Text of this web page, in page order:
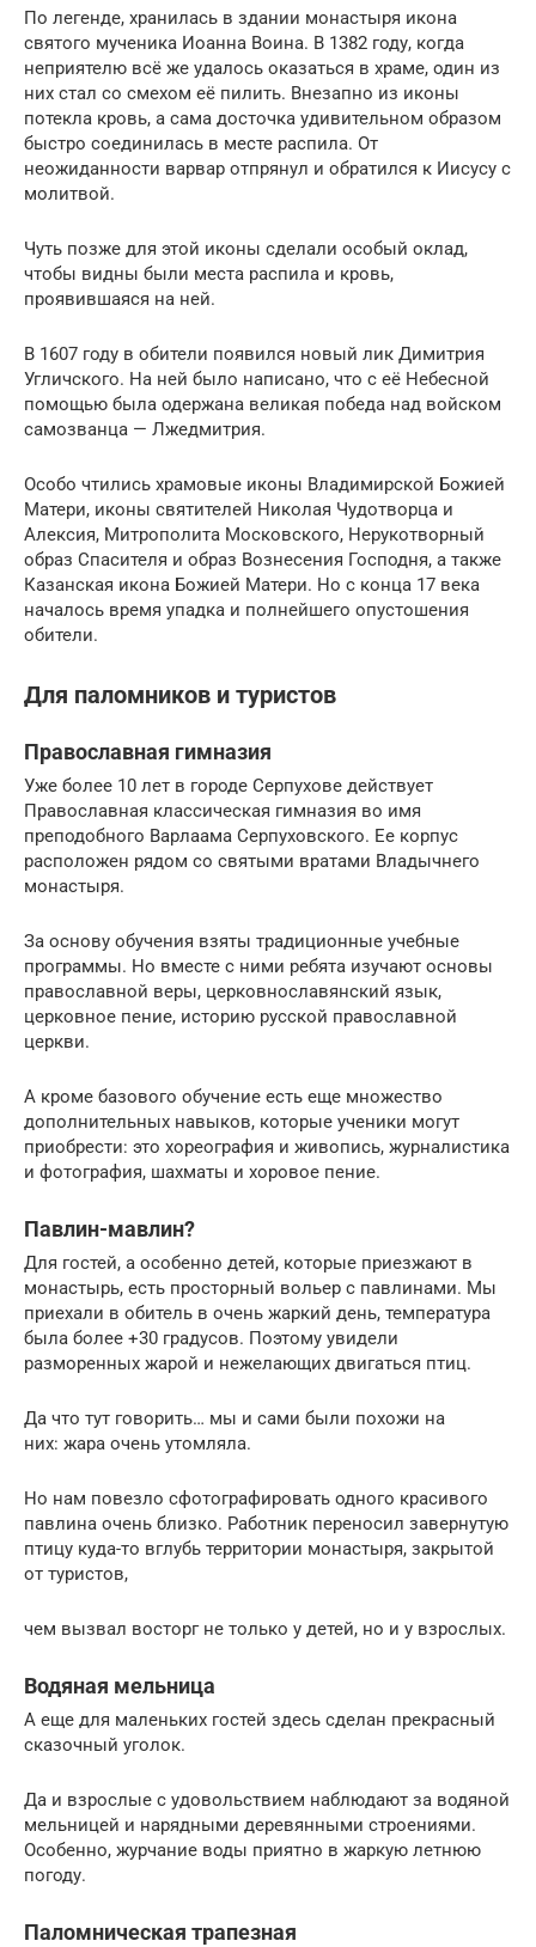
По легенде, хранилась в здании монастыря икона
святого мученика Иоанна Воина. В 1382 году, когда
неприятелю всё же удалось оказаться в храме, один из
них стал со смехом её пилить. Внезапно из иконы
потекла кровь, а сама досточка удивительном образом
быстро соединилась в месте распила. От
неожиданности варвар отпрянул и обратился к Иисусу с
молитвой.
Чуть позже для этой иконы сделали особый оклад,
чтобы видны были места распила и кровь,
проявившаяся на ней.
В 1607 году в обители появился новый лик Димитрия
Угличского. На ней было написано, что с её Небесной
помощью была одержана великая победа над войском
самозванца — Лжедмитрия.
Особо чтились храмовые иконы Владимирской Божией
Матери, иконы святителей Николая Чудотворца и
Алексия, Митрополита Московского, Нерукотворный
образ Спасителя и образ Вознесения Господня, а также
Казанская икона Божией Матери. Но с конца 17 века
началось время упадка и полнейшего опустошения
обители.
Для паломников и туристов
Православная гимназия
Уже более 10 лет в городе Серпухове действует
Православная классическая гимназия во имя
преподобного Варлаама Серпуховского. Ее корпус
расположен рядом со святыми вратами Владычнего
монастыря.
За основу обучения взяты традиционные учебные
программы. Но вместе с ними ребята изучают основы
православной веры, церковнославянский язык,
церковное пение, историю русской православной
церкви.
А кроме базового обучение есть еще множество
дополнительных навыков, которые ученики могут
приобрести: это хореография и живопись, журналистика
и фотография, шахматы и хоровое пение.
Павлин-мавлин?
Для гостей, а особенно детей, которые приезжают в
монастырь, есть просторный вольер с павлинами. Мы
приехали в обитель в очень жаркий день, температура
была более +30 градусов. Поэтому увидели
разморенных жарой и нежелающих двигаться птиц.
Да что тут говорить… мы и сами были похожи на
них: жара очень утомляла.
Но нам повезло сфотографировать одного красивого
павлина очень близко. Работник переносил завернутую
птицу куда-то вглубь территории монастыря, закрытой
от туристов,
чем вызвал восторг не только у детей, но и у взрослых.
Водяная мельница
А еще для маленьких гостей здесь сделан прекрасный
сказочный уголок.
Да и взрослые с удовольствием наблюдают за водяной
мельницей и нарядными деревянными строениями.
Особенно, журчание воды приятно в жаркую летнюю
погоду.
Паломническая трапезная